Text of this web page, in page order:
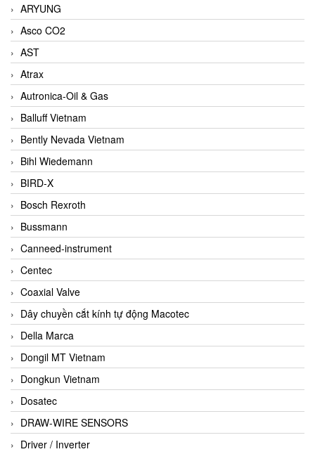
ARYUNG
Asco CO2
AST
Atrax
Autronica-Oil & Gas
Balluff Vietnam
Bently Nevada Vietnam
Bihl Wiedemann
BIRD-X
Bosch Rexroth
Bussmann
Canneed-instrument
Centec
Coaxial Valve
Dây chuyền cắt kính tự động Macotec
Della Marca
Dongil MT Vietnam
Dongkun Vietnam
Dosatec
DRAW-WIRE SENSORS
Driver / Inverter